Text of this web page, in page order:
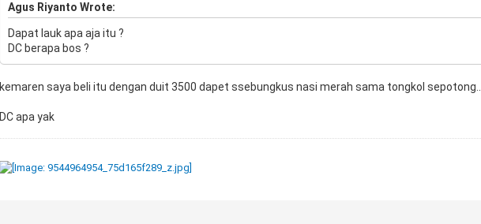
Agus Riyanto Wrote:
Dapat lauk apa aja itu ?
DC berapa bos ?
kemaren saya beli itu dengan duit 3500 dapet ssebungkus nasi merah sama tongkol sepotong..
DC apa yak